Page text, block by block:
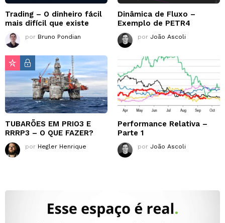
Trading – O dinheiro fácil
mais difícil que existe
por Bruno Pondian
Dinâmica de Fluxo –
Exemplo de PETR4
por João Ascoli
TUBARÕES EM PRIO3 E
RRRP3 – O QUE FAZER?
por Hegler Henrique
Performance Relativa –
Parte 1
por João Ascoli